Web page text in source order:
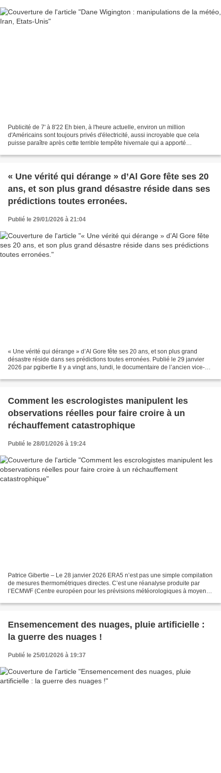
Publicité de 7' à 8'22 Eh bien, à l'heure actuelle, environ un million
d'Américains sont toujours privés d'électricité, aussi incroyable que cela
puisse paraître après cette terrible tempête hivernale qui a apporté
« Une vérité qui dérange » d’Al Gore fête ses 20
ans, et son plus grand désastre réside dans ses
prédictions toutes erronées.
Publié le 29/01/2026 à 21:04
« Une vérité qui dérange » d’Al Gore fête ses 20 ans, et son plus grand
désastre réside dans ses prédictions toutes erronées. Publié le 29 janvier
2026 par pgibertie Il y a vingt ans, lundi, le documentaire de l’ancien vice-
Comment les escrologistes manipulent les
observations réelles pour faire croire à un
réchauffement catastrophique
Publié le 28/01/2026 à 19:24
Patrice Gibertie – Le 28 janvier 2026 ERA5 n’est pas une simple compilation
de mesures thermométriques directes. C’est une réanalyse produite par
l’ECMWF (Centre européen pour les prévisions météorologiques à moyen
Ensemencement des nuages, pluie artificielle :
la guerre des nuages !
Publié le 25/01/2026 à 19:37